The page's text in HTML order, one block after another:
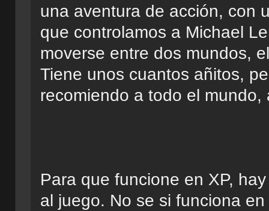
una aventura de acción, con
que controlamos a Michael
moverse entre dos mundos,
Tiene unos cuantos añitos,
recomiendo a todo el mundo,
Para que funcione en XP,
al juego. No se si funciona